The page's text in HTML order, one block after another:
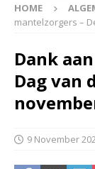
HOME
mantelzorgers –
Dank
Dag van
9 November